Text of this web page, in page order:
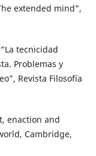
extended mind”,
tecnicidad
Problemas y
Revista Filosofía
enaction and
Cambridge,